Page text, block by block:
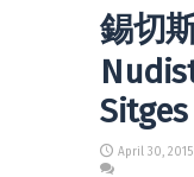
錫切
Sitges
April 30, 2015